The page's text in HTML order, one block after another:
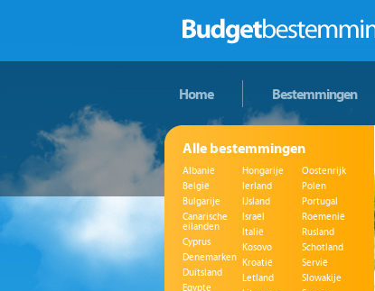
Home Bestemmingen
Alle bestemmingen
Albanië
België
Bulgarije
Canarische
eilanden
Cyprus
Denemarken
Duitsland
Egypte
Hongarije
Ierland
IJsland
Israël
Italië
Kosovo
Kroatië
Letland
Oostenrijk
Polen
Portugal
Roemenië
Rusland
Schotland
Servië
Slowakije